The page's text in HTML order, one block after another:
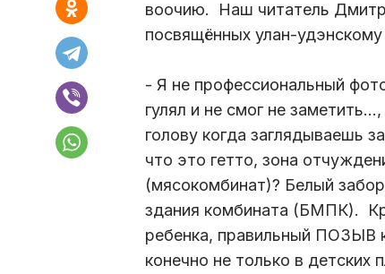
воочию. Наш читатель
посвящённых улан-удэнскому
- Я не профессиональный
гулял и не смог не
голову когда заглядывае­шь
что это гетто, зона
(мясокомби­нат)? Белый
здания комбината (БМПК).
ребенка, правильный­ ПОЗЫВ
конечно не только в детских